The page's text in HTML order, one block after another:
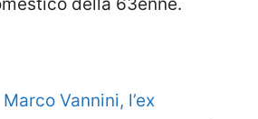
Vannini, l’ex